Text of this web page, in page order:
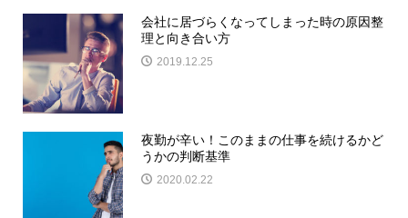
会社に居づらくなってしまった時の原因整
理と向き合い方
2019.12.25
夜勤が辛い！このままの仕事を続けるかど
うかの判断基準
2020.02.22